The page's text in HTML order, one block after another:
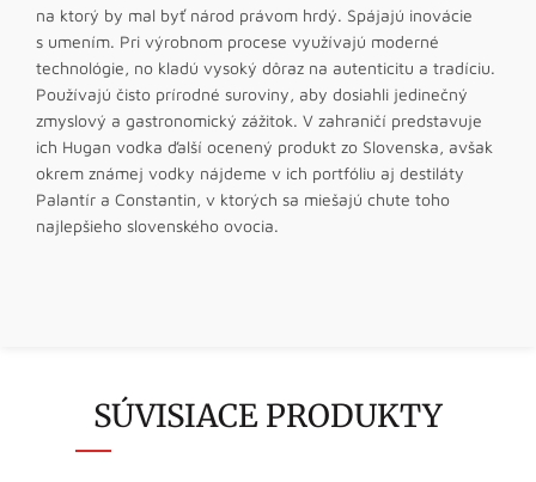
na ktorý by mal byť národ právom hrdý. Spájajú inovácie
s umením. Pri výrobnom procese využívajú moderné
technológie, no kladú vysoký dôraz na autenticitu a tradíciu.
Používajú čisto prírodné suroviny, aby dosiahli jedinečný
zmyslový a gastronomický zážitok. V zahraničí predstavuje
ich Hugan vodka ďalší ocenený produkt zo Slovenska, avšak
okrem známej vodky nájdeme v ich portfóliu aj destiláty
Palantír a Constantin, v ktorých sa miešajú chute toho
najlepšieho slovenského ovocia.
SÚVISIACE PRODUKTY